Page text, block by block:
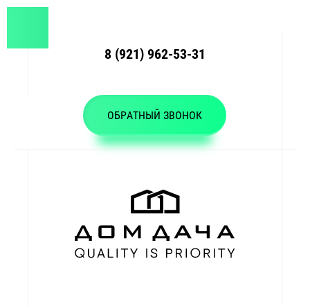
8 (921) 962-53-31
ОБРАТНЫЙ ЗВОНОК